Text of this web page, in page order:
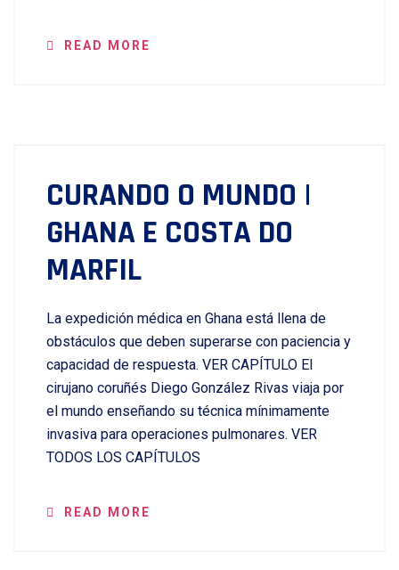
READ MORE
CURANDO O MUNDO |
GHANA E COSTA DO
MARFIL
La expedición médica en Ghana está llena de
obstáculos que deben superarse con paciencia y
capacidad de respuesta. VER CAPÍTULO El
cirujano coruñés Diego González Rivas viaja por
el mundo enseñando su técnica mínimamente
invasiva para operaciones pulmonares. VER
TODOS LOS CAPÍTULOS
READ MORE